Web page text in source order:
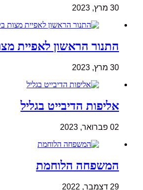
30 מרץ, 2023
התנור הראשון לאפיית
30 מרץ, 2023
אליפות הדיבייט בגליל
02 פברואר, 2023
המשפחה הלוחמת
29 דצמבר, 2022